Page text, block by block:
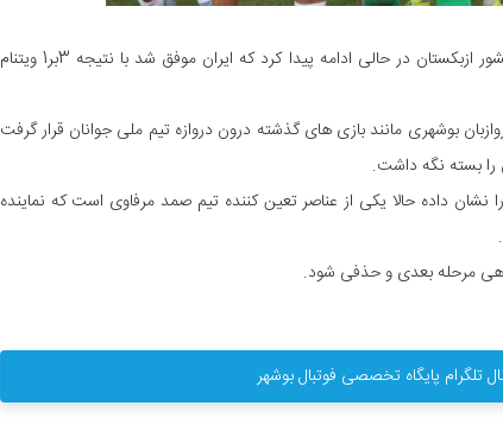
مرحله گروهی رقابتهای زیر 20 سال قهرمانی آسیا در کشور ازبکستان در حالی ادامه پیدا کرد که ایران موفق شد با نتیجه 3بر1 ویتنام
بوشهری مانند بازی های گذشته درون دروازه تیم ملی جوانان قرار گرفت
را بسته نگه داشت.
نشان داده حالا یکی از عناصر تعین کننده تیم صمد مرفاوی است که نماینده
تلگرام پایگاه تخصصی فوتبال بوشهر